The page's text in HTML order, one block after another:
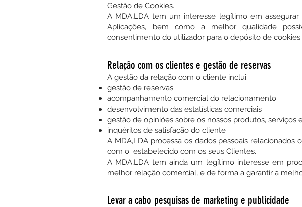
Gestão de Cookies.
A MDA,LDA tem um interesse legítimo em
Aplicações, bem como a melhor qualidade
consentimento do utilizador para o depósito de
Relação com os clientes e gestão de reservas
A gestão da relação com o cliente inclui:
gestão de reservas
acompanhamento comercial do relacionamento
desenvolvimento das estatísticas comerciais
gestão de opiniões sobre os nossos produtos, serviços
inquéritos de satisfação do cliente
A MDA,LDA processa os dados pessoais
com o estabelecido com os seus Clientes.
A MDA,LDA tem ainda um legítimo interesse em
melhor relação comercial, e de forma a garantir a
Levar a cabo pesquisas de marketing e publicidade